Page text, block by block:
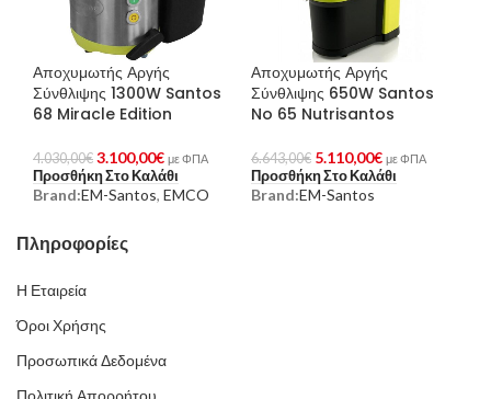
Αποχυμωτής Αργής
Σύνθλιψης 1300W Santos
68 Miracle Edition
4.030,00€ 3.100,00€ με ΦΠΑ
Προσθήκη Στο Καλάθι
Brand:EM-Santos, EMCO
Αποχυμωτής Αργής
Σύνθλιψης 650W Santos
No 65 Nutrisantos
6.643,00€ 5.110,00€ με ΦΠΑ
Προσθήκη Στο Καλάθι
Brand:EM-Santos
Πληροφορίες
Η Εταιρεία
Όροι Χρήσης
Προσωπικά Δεδομένα